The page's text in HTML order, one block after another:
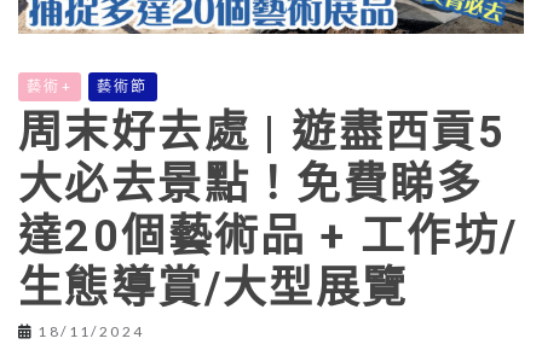
藝術+ 藝術節
周末好去處 | 遊盡西貢5
大必去景點！免費睇多
達20個藝術品 + 工作坊/
生態導賞/大型展覽
18/11/2024